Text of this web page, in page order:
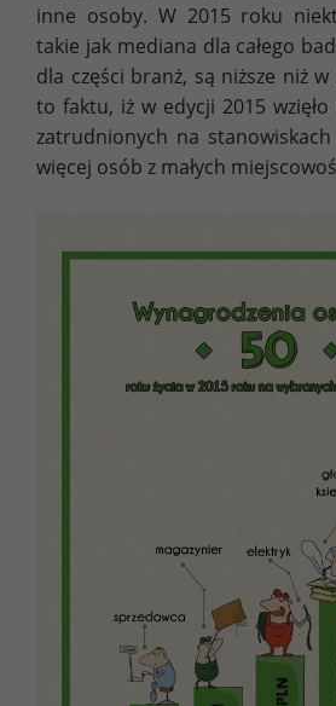
inne osoby. W 2015 roku
takie jak mediana dla całego
dla części branż, są niższe niż
to faktu, iż w edycji 2015 wzięło
zatrudnionych na
więcej osób z małych